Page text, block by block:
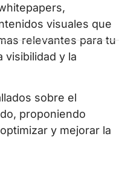
visuales que
relevantes para tu
visibilidad y la
sobre el
proponiendo
y mejorar la